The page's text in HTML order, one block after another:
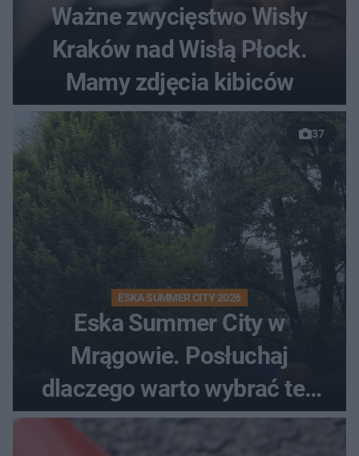
Ważne zwycięstwo Wisły
Kraków nad Wisłą Płock.
Mamy zdjęcia kibiców
37
ESKA SUMMER CITY 2026
Eska Summer City w
Mrągowie. Posłuchaj
dlaczego warto wybrać ten
kierunek na urlop!